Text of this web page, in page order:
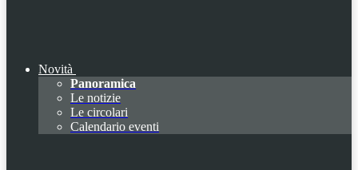
Novità
Panoramica
Le notizie
Le circolari
Calendario eventi